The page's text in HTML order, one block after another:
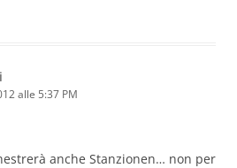
alle 5:37 PM
anche Stanzionen… non per